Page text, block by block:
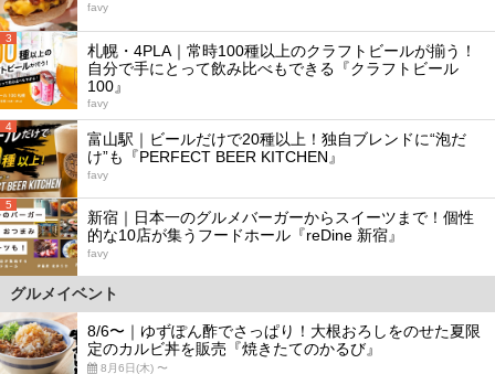
favy
3
札幌・4PLA｜常時100種以上のクラフトビールが揃う！
自分で手にとって飲み比べもできる『クラフトビール
100』
favy
4
富山駅｜ビールだけで20種以上！独自ブレンドに“泡だ
け”も『PERFECT BEER KITCHEN』
favy
5
新宿｜日本一のグルメバーガーからスイーツまで！個性
的な10店が集うフードホール『reDine 新宿』
favy
グルメイベント
8/6〜｜ゆずぽん酢でさっぱり！大根おろしをのせた夏限
定のカルビ丼を販売『焼きたてのかるび』
8月6日(木) 〜